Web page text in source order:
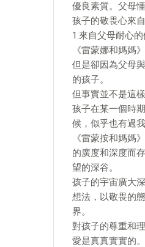
優良素質。父母
孩子的敬畏心來
1.來自父母耐心
《雷蒙娜和媽媽
但是卻因為父母
的孩子。
但事實並不是這樣
孩子在某一個時
候，似乎也有過
《雷蒙按和媽媽
的廣度和深度而
望的深谷。
孩子的宇宙廣大
想法，以敬畏的
界。
對孩子的尊重和
愛是真真實實的。